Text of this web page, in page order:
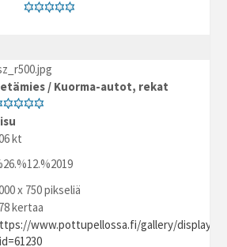
/ Kuorma-autot, rekat
kt
x 750 pikseliä
kertaa
www.pottupellossa.fi/gallery/